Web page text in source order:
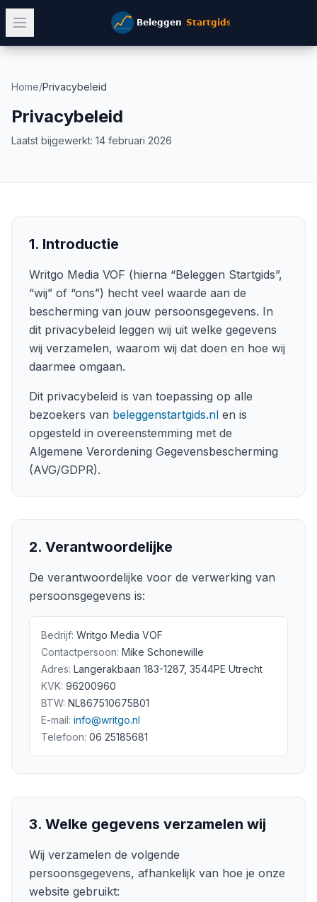
Home/Privacybeleid
Privacybeleid
Laatst bijgewerkt: 14 februari 2026
1. Introductie
Writgo Media VOF (hierna “Beleggen Startgids”,
“wij” of “ons”) hecht veel waarde aan de
bescherming van jouw persoonsgegevens. In
dit privacybeleid leggen wij uit welke gegevens
wij verzamelen, waarom wij dat doen en hoe wij
daarmee omgaan.
Dit privacybeleid is van toepassing op alle
bezoekers van beleggenstartgids.nl en is
opgesteld in overeenstemming met de
Algemene Verordening Gegevensbescherming
(AVG/GDPR).
2. Verantwoordelijke
De verantwoordelijke voor de verwerking van
persoonsgegevens is:
Bedrijf: Writgo Media VOF
Contactpersoon: Mike Schonewille
Adres: Langerakbaan 183-1287, 3544PE Utrecht
KVK: 96200960
BTW: NL867510675B01
E-mail: info@writgo.nl
Telefoon: 06 25185681
3. Welke gegevens verzamelen wij
Wij verzamelen de volgende
persoonsgegevens, afhankelijk van hoe je onze
website gebruikt: